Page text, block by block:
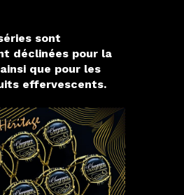
sont
déclinées pour la
que pour les
effervescents.